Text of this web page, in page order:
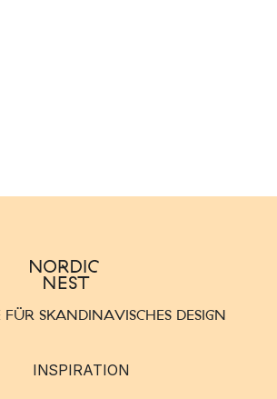
SKANDINAVISCHES DESIGN
INSPIRATION